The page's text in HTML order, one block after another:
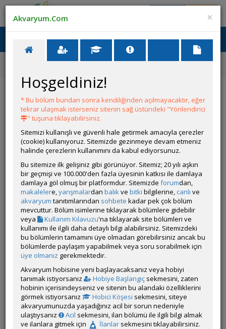
Ana Menü
Bitki Türleri ve Bakımı
Low-tech Akvaryum İçin Zemin Bitkisi
YANIT YAZ Git
2023çiçek
Çevrim Dışı
Gönderim Zamanı:08 Temmuz 2026 14:56
Merhaba,
Akvaryum konusunda süper yeniyim. Akvaryum'um 11 haftalık.
- 65cm ~ 55l su kapasitesi
- Dophin pipo filtre.
- LED olarak Orionled aquaslim 4 renk
- canlılar: ramshorn salyangozu, boynuzlu nerite ve şimdilik 4
adet yellow fire neocaridina
- daha sonra pseudomugil gertrudae almayı düşünüyorum
Pek çok bitkim var fakat bazıları tutmadı.
Tutmayan zemin bitkilerim arasında:
- Hydrocotyle tripartita mini
- eleocharis pusilla
×
Akvaryum.Com
Hoşgeldiniz!
* Bu bölüm bundan sonra kendiliğinden açılmayacaktır, eğer
tekrar ulaşmak isterseniz sitenin sağ üstündeki "Yönlendirici
" tuşuna tıklayabilirsiniz.
Sitemizi kullanışlı ve güvenli hale getirmek amacıyla çerezler
(cookie) kullanıyoruz. Sitemizde gezinmeye devam etmeniz
halinde çerezlerin kullanımını da kabul ediyorsunuz.
Bu sitemize ilk gelişiniz gibi görünüyor. Sitemiz; 20 yılı aşkın
bir geçmişi ve 100.000'den fazla üyesinin katkısı ile damlaya
damlaya göl olmuş bir platformdur. Sitemizde forumdan,
makalelere,yarışmalardan balıkve bitki bilgilerine, canlı ve
akvaryum tanıtımlarından sohbete kadar pek çok bölüm
mevcuttur. Bölüm isimlerine tıklayarak bölümlere gidebilir
veya
Kullanım Kılavuzu'na tıklayarak site bölümleri ve
kullanımı ile ilgili daha detaylı bilgi alabilirsiniz. Sitemizdeki
bu bölümlerin tamamını üye olmadan görebilirsiniz ancak bu
bölümlerde paylaşım yapabilmek veya soru sorabilmek için
üye olmanız gerekmektedir.
Akvaryum hobisine yeni başlayacaksanız veya hobiyi
tanımak istiyorsanız
Hobiye Başlangıç sekmesini, zaten
hobinin içerisindeyseniz ve sitenin bu alandaki özelliklerini
görmek istiyorsanız
Hobici Köşesi sekmesini, siteye
akvaryumunuzda yaşadığınız acil bir sorun nedeniyle
ulaştıysanız
Acil sekmesini, ilan bölümü ile ilgili bilgi almak
ve ilanlara gitmek için
İlanlar sekmesini tıklayabilirsiniz.